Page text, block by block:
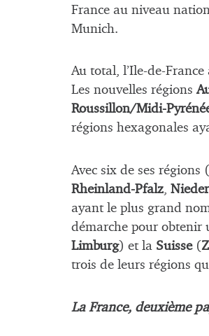
France au niveau
Munich.
Au total, l’Ile-de-
Les nouvelles régions
Roussillon/Midi-
régions hexagonales
Avec six de ses régions (
Rheinland-Pfalz,
ayant le plus grand
démarche pour obtenir
Limburg) et la Suisse(
trois de leurs régions
La France, deuxième